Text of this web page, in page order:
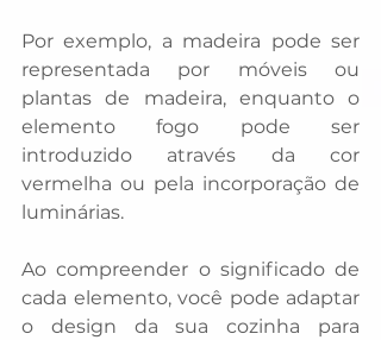
Por exemplo, a madeira pode ser
representada por móveis ou
plantas de madeira, enquanto o
elemento fogo pode ser
introduzido através da cor
vermelha ou pela incorporação de
luminárias.
Ao compreender o significado de
cada elemento, você pode adaptar
o design da sua cozinha para